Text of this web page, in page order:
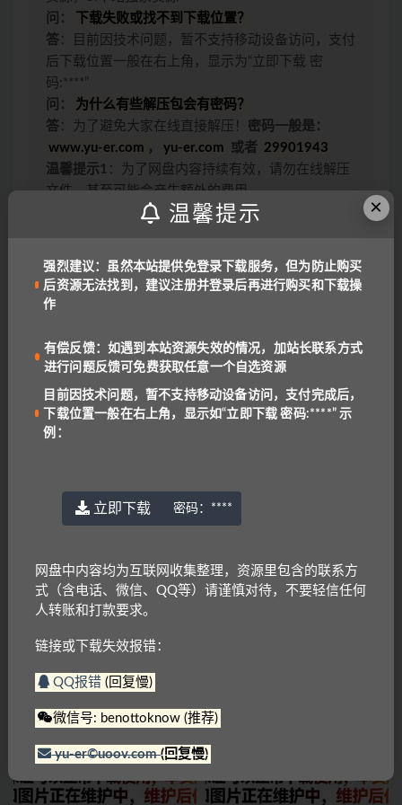
问：
下载失败或找不到下载位置？
答 ：目前因技术问题，暂不支持移动设备访问，支付
后下载位置一般在右上角，显示为“立即下载 密
码:****”
问：
为什么有些解压包会有密码？
答 ：为了避免大家在线直接解压！ 密码一般是：
www.yu-er.com ， yu-er.com 或者 29901943
温馨提示1 ：为了网盘内容持续有效，请勿在线解压
文件，甚至可能会产生额外的费用。
：网盘中内容均为互联网收集整理，资源
对待，不要轻信任何人转账和打款要求。
链接或下载失效报错：
QQ报错 |
微信号:
benottoknow (推荐)
上一篇
剑桥少儿英语预备级下
单词课
×
温馨提示
强烈建议：虽然本站提供免登录下载服务，但为防止购买
后资源无法找到，建议注册并登录后再进行购买和下载操
作
有偿反馈：如遇到本站资源失效的情况，加站长联系方式
进行问题反馈可免费获取任意一个自选资源
目前因技术问题，暂不支持移动设备访问，支付完成后，
下载位置一般在右上角，显示如“立即下载 密码:****” 示
例：
立即下载 密码： ****
网盘中内容均为互联网收集整理，资源里包含的联系方
式（含电话、微信、QQ等）请谨慎对待，不要轻信任何
人转账和打款要求。
链接或下载失效报错：
QQ报错(回复慢)
微信号: benottoknow (推荐)
yu-er©uoov.com(回复慢)